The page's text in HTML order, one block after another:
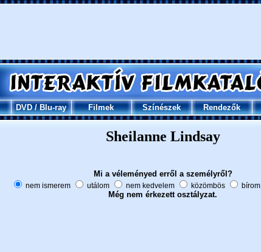
DVD/Blu-ray Filmek Színészek Rendezők
Sheilanne Lindsay
Mi a véleményed erről a személyről?
nem ismerem utálom nem kedvelem közömbös bírom
Még nem érkezett osztályzat.